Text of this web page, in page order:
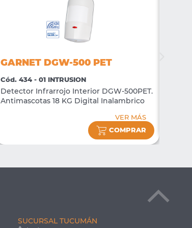
GARNET DGW-500 PET
Cód. 434 - 01 INTRUSION
Detector Infrarrojo Interior DGW-500PET.
Antimascotas 18 KG Digital Inalambrico
VER MÁS
COMPRAR
SUCURSAL TUCUMÁN